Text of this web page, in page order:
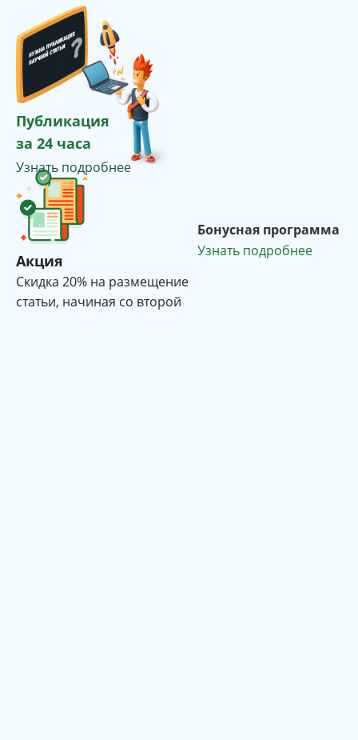
Публикация
за 24 часа
Узнать подробнее
Акция
Cкидка 20% на размещение
статьи, начиная со второй
Бонусная программа
Узнать подробнее